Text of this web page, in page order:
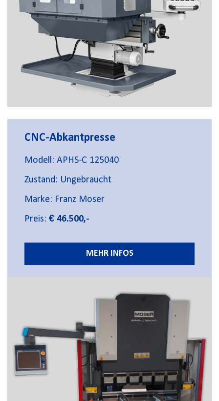
CNC-Abkantpresse
Modell: APHS-C 125040
Zustand: Ungebraucht
Marke: Franz Moser
Preis: € 46.500,-
MEHR INFOS